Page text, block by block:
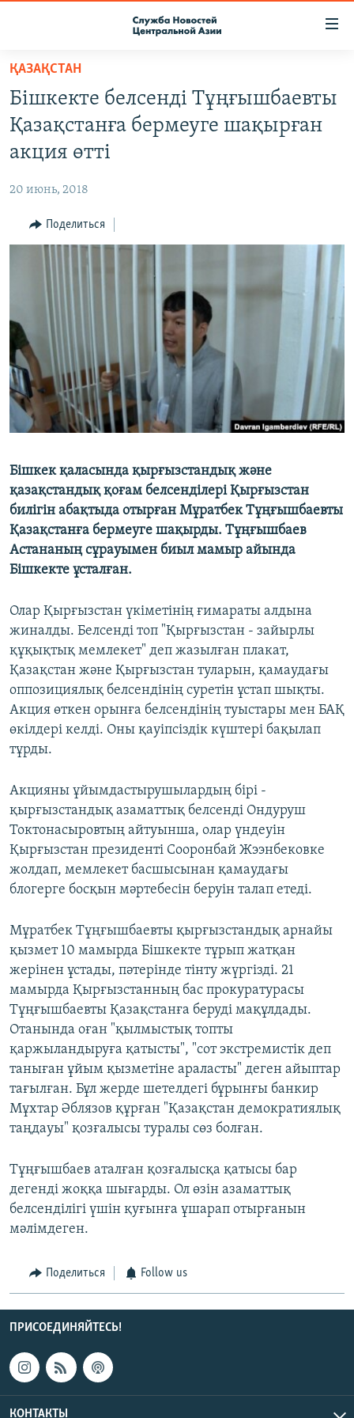
Вернуться
основному
содержанию
главной
Вернутся
НАСТОЯЩЕЕ ВРЕМЯ
МИГРАНТ МЕДИА
ҚАЗАҚСТАН
Бішкекте белсенді Тұңғышбаевты
Қазақстанға бермеуге шақырған
акция өтті
20 июнь, 2018
Поделиться
Бішкек қаласында қырғызстандық және
қазақстандық қоғам белсенділері Қырғызстан
билігін абақтыда отырған Мұратбек Тұңғышбаевты
Қазақстанға бермеуге шақырды. Тұңғышбаев
Астананың сұрауымен биыл мамыр айында
Бішкекте ұсталған.
Олар Қырғызстан үкіметінің ғимараты алдына
жиналды. Белсенді топ "Қырғызстан - зайырлы
құқықтық мемлекет" деп жазылған плакат,
Қазақстан және Қырғызстан туларын, қамаудағы
оппозициялық белсендінің суретін ұстап шықты.
Акция өткен орынға белсендінің туыстары мен БАҚ
өкілдері келді. Оны қауіпсіздік күштері бақылап
тұрды.
Акцияны ұйымдастырушылардың бірі -
қырғызстандық азаматтық белсенді Ондуруш
Токтонасыровтың айтуынша, олар үндеуін
Қырғызстан президенті Сооронбай Жээнбековке
жолдап, мемлекет басшысынан қамаудағы
блогерге босқын мәртебесін беруін талап етеді.
Мұратбек Тұңғышбаевты қырғызстандық арнайы
қызмет 10 мамырда Бішкекте тұрып жатқан
жерінен ұстады, пәтерінде тінту жүргізді. 21
мамырда Қырғызстанның бас прокуратурасы
Тұңғышбаевты Қазақстанға беруді мақұлдады.
Отанында оған "қылмыстық топты
қаржыландыруға қатысты", "сот экстремистік деп
таныған ұйым қызметіне араласты" деген айыптар
тағылған. Бұл жерде шетелдегі бұрынғы банкир
Мұхтар Әблязов құрған "Қазақстан демократиялық
таңдауы" қозғалысы туралы сөз болған.
Тұңғышбаев аталған қозғалысқа қатысы бар
дегенді жоққа шығарды. Ол өзін азаматтық
белсенділігі үшін қуғынға ұшарап отырғанын
мәлімдеген.
Поделиться Follow us
ПРИСОЕДИНЯЙТЕСЬ!
КОНТАКТЫ